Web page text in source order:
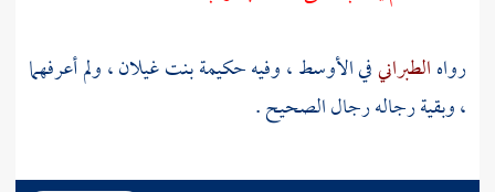
رواهالطبرانيفي الأوسط ، وفيهحكيمة بنت غيلان، ولم أعرفهما
، وبقية رجاله رجال الصحيح .